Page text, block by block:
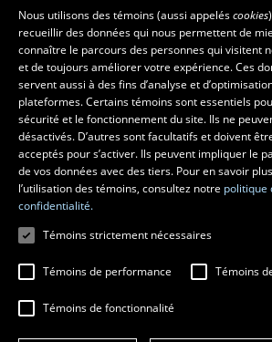
Les écoles et la recherche
École d’art
École supérieure d’aménagement du
régional
École de design
Centre de recherche en aménagement et
© 2026 Université Laval Tous
Nous utilisons des témoins (aussi appeléscookies
recueillir des données qui nous permettent de
connaître le parcours des personnes qui visitent
et de toujours améliorer votre expérience. Ces
servent aussi à des fins d’analyse et
plateformes. Certains témoins sont essentiels
sécurité et le fonctionnement du site. Ils ne
désactivés. D’autres sont facultatifs et doivent
acceptés pour s’activer. Ils peuvent impliquer le
de vos données avec des tiers. Pour en savoir
l’utilisation des témoins, consultez notre politique
confidentialité.
Témoins strictement nécessaires
Témoins de performance Témoins
Témoins de fonctionnalité